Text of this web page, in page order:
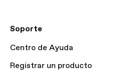
Soporte
Centro de Ayuda
Registrar un producto